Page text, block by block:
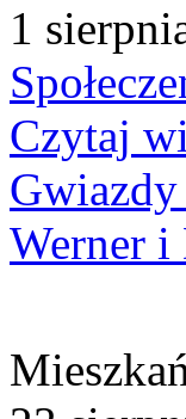
1
Czytaj
Gwiazdy
Werner i